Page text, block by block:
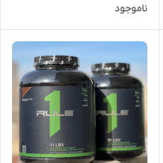
ناموجود